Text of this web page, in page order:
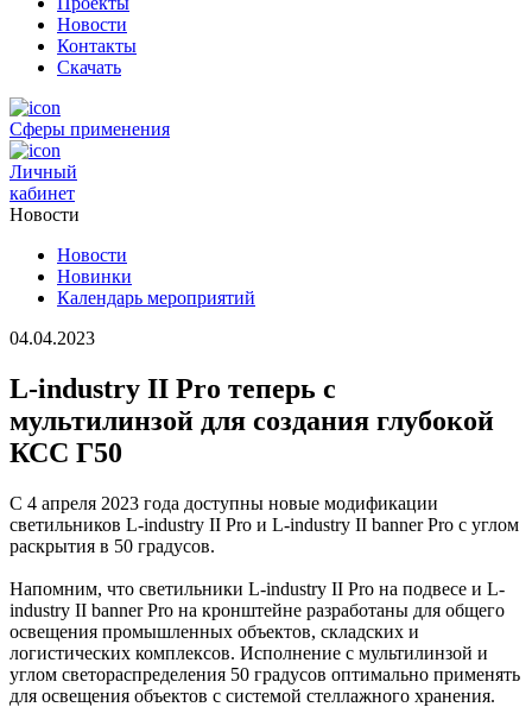
Новости
Контакты
Скачать
Сферы применения
Личный
кабинет
Новости
Новости
Новинки
Календарь мероприятий
04.04.2023
L-industry II Pro теперь с
мультилинзой для создания глубокой
КСС Г50
С 4 апреля 2023 года доступны новые модификации
светильников L-industry II Pro и L-industry II banner Pro с углом
раскрытия в 50 градусов.
Напомним, что светильники L-industry II Pro на подвесе и L-
industry II banner Pro на кронштейне разработаны для общего
освещения промышленных объектов, складских и
логистических комплексов. Исполнение с мультилинзой и
углом светораспределения 50 градусов оптимально применять
для освещения объектов с системой стеллажного хранения.